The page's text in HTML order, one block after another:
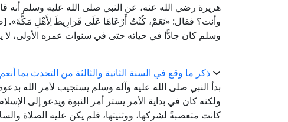
هريرة رضي الله عنه، عن النبي صلى الله عليه وسلم أنه
وأنت؟ فقال: «نَعَمْ، كُنْتُ أَرْعَاهَا عَلَى قَرَارِيطَ لِأَهْلِ مَكَّةَ».
وسلم كان جادًّا في حياته حتى في سنوات عمره الأولى،
ذكر ما وقع في السنة الثانية والثالثة من التحدث بما
بدأ النبي صلى الله عليه وآله وسلم يستجيب لأمر الله
ولكنه كان في بداية الأمر يستر أمر النبوة ويدعو إلى
كانت متعصبةً لشركها، ووثنيتها، فلم يكن عليه الصلاة